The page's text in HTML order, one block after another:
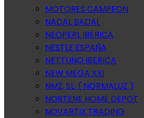
MOTORES CAMPEON
NADAL BADAL
NEOPERL IBERICA
NESTLE ESPAÑA
NETTUNO IBERICA
NEW MEGA XXI
NMZ, SL. ( NORMALUZ )
NORTENE HOME DEPOT
NOVARTIX TRADING